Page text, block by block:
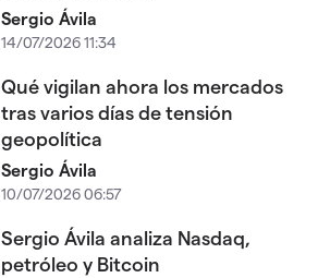
Sergio Ávila
14/07/2026 11:34
Qué vigilan ahora los mercados
tras varios días de tensión
geopolítica
Sergio Ávila
10/07/2026 06:57
Sergio Ávila analiza Nasdaq,
petróleo y Bitcoin